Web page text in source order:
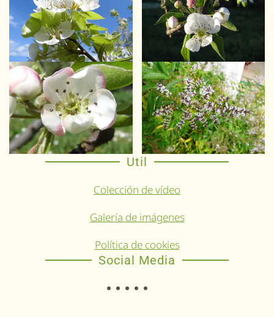
Util
Colección de vídeo
Galería de imágenes
Política de cookies
Social Media